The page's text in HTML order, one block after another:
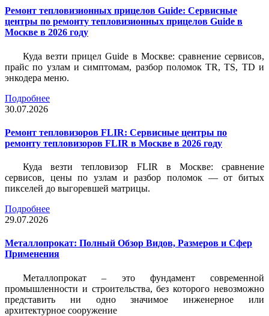
Ремонт тепловизионных прицелов Guide: Сервисные
центры по ремонту тепловизионных прицелов Guide в
Москве в 2026 году
Куда везти прицел Guide в Москве: сравнение сервисов,
прайс по узлам и симптомам, разбор поломок TR, TS, TD и
энкодера меню.
Подробнее
30.07.2026
Ремонт тепловизоров FLIR: Сервисные центры по
ремонту тепловизоров FLIR в Москве в 2026 году
Куда везти тепловизор FLIR в Москве: сравнение
сервисов, цены по узлам и разбор поломок — от битых
пикселей до выгоревшей матрицы.
Подробнее
29.07.2026
Металлопрокат: Полный Обзор Видов, Размеров и Сфер
Применения
Металлопрокат – это фундамент современной
промышленности и строительства, без которого невозможно
представить ни одно значимое инженерное или
архитектурное сооружение